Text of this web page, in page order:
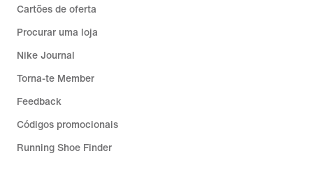
Cartões de oferta
Procurar uma loja
Nike Journal
Torna-te Member
Feedback
Códigos promocionais
Running Shoe Finder